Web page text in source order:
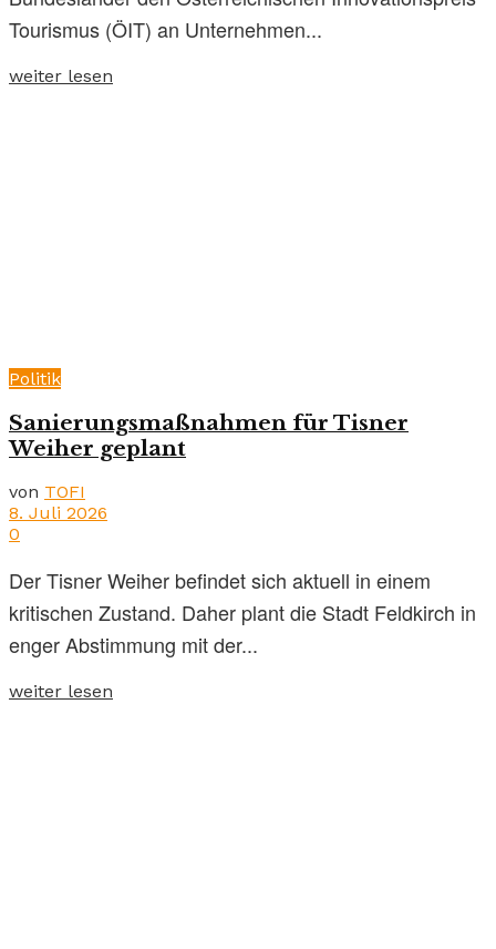
Tourismus (ÖIT) an Unternehmen...
weiter lesen
Politik
Sanierungsmaßnahmen für Tisner
Weiher geplant
von TOFI
8. Juli 2026
0
Der Tisner Weiher befindet sich aktuell in einem
kritischen Zustand. Daher plant die Stadt Feldkirch in
enger Abstimmung mit der...
weiter lesen